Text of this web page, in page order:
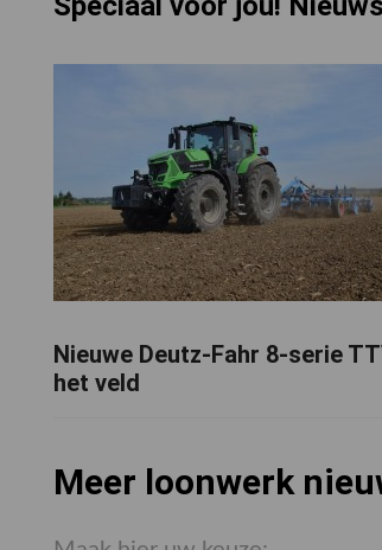
Nieuwe Deutz-Fahr 8-serie
het veld
Meer loonwerk